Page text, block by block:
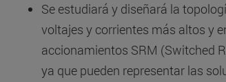
Se estudiará y diseñará la
voltajes y corrientes más altos y
accionamientos SRM (Switched
ya que pueden representar las